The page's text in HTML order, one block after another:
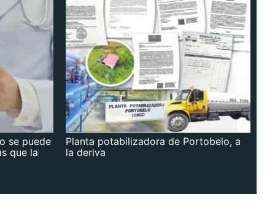
se puede
que la
Planta potabilizadora de Portobelo, a
la deriva